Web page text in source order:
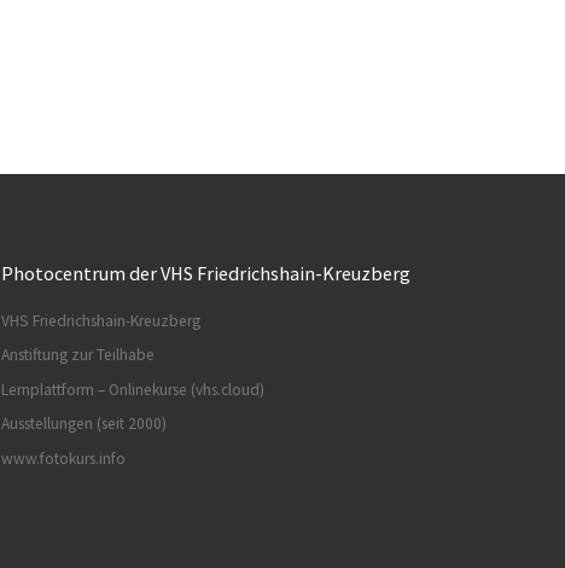
Photocentrum der VHS Friedrichshain-Kreuzberg
VHS Friedrichshain-Kreuzberg
Anstiftung zur Teilhabe
Lernplattform – Onlinekurse (vhs.cloud)
Ausstellungen (seit 2000)
www.fotokurs.info